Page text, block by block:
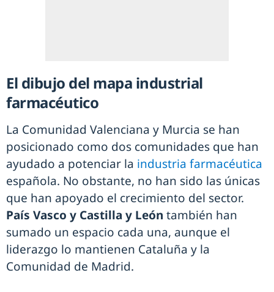
El dibujo del mapa industrial
farmacéutico
La Comunidad Valenciana y Murcia se han
posicionado como dos comunidades que han
ayudado a potenciar la industria farmacéutica
española. No obstante, no han sido las únicas
que han apoyado el crecimiento del sector.
País Vasco y Castilla y León también han
sumado un espacio cada una, aunque el
liderazgo lo mantienen Cataluña y la
Comunidad de Madrid.